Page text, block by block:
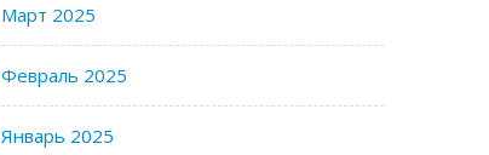
Март 2025
Февраль 2025
Январь 2025